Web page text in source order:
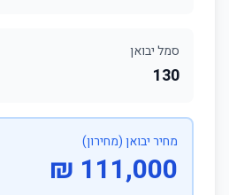
סמל יבואן
130
מחיר יבואן (מחירון)
111,000 ₪